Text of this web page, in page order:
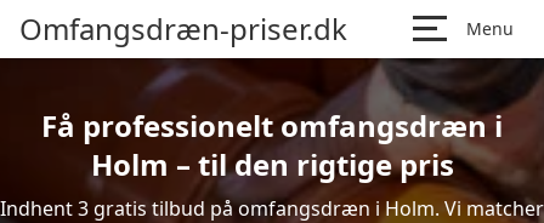
Omfangsdræn-priser.dk Menu
Få professionelt omfangsdræn i
Holm – til den rigtige pris
Indhent 3 gratis tilbud på omfangsdræn i Holm. Vi matcher